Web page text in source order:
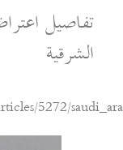
تفاصيل
الشرقية